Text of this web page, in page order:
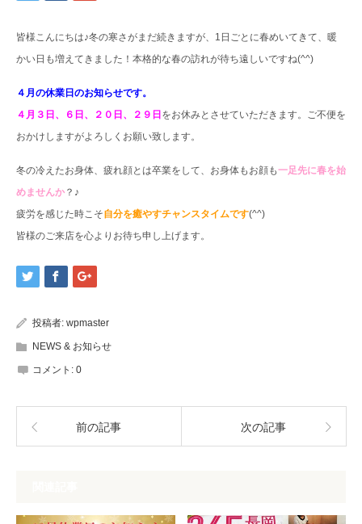
皆様こんにちは♪冬の寒さがまだ続きますが、1日ごとに春めいてきて、暖
かい日も増えてきました！本格的な春の訪れが待ち遠しいですね(^^)
４月の休業日のお知らせです。
４月３日、６日、２０日、２９日をお休みとさせていただきます。ご不便を
おかけしますがよろしくお願い致します。
冬の冷えたお身体、疲れ顔とは卒業をして、お身体もお顔も一足先に春を始
めませんか ？♪
疲労を感じた時こそ自分を癒やすチャンスタイムです(^^)
皆様のご来店を心よりお待ち申し上げます。
投稿者: wpmaster
NEWS & お知らせ
コメント: 0
前の記事 次の記事